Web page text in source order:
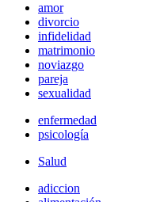
amor
divorcio
infidelidad
matrimonio
noviazgo
pareja
sexualidad
enfermedad
psicología
Salud
adiccion